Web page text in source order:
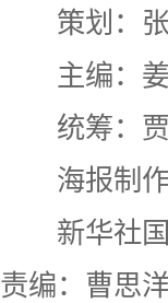
策划：
主编：
统筹：
海报制
新华社
责编：曹思